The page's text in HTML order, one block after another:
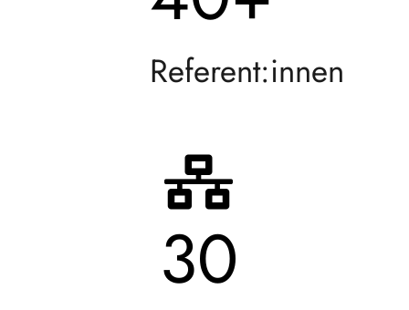
Referent:innen
30